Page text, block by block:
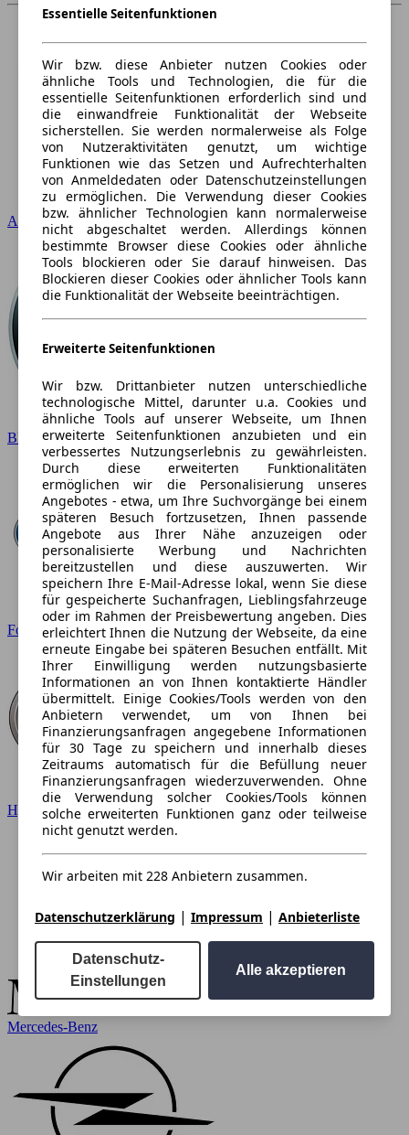
Audi
BMW
Ford
Hyundai
Mercedes-Benz
Essentielle Seitenfunktionen
Wir bzw. diese Anbieter nutzen Cookies oder
ähnliche Tools und Technologien, die für die
essentielle Seitenfunktionen erforderlich sind und
die einwandfreie Funktionalität der Webseite
sicherstellen. Sie werden normalerweise als Folge
von Nutzeraktivitäten genutzt, um wichtige
Funktionen wie das Setzen und Aufrechterhalten
von Anmeldedaten oder Datenschutzeinstellungen
zu ermöglichen. Die Verwendung dieser Cookies
bzw. ähnlicher Technologien kann normalerweise
nicht abgeschaltet werden. Allerdings können
bestimmte Browser diese Cookies oder ähnliche
Tools blockieren oder Sie darauf hinweisen. Das
Blockieren dieser Cookies oder ähnlicher Tools kann
die Funktionalität der Webseite beeinträchtigen.
Erweiterte Seitenfunktionen
Wir bzw. Drittanbieter nutzen unterschiedliche
technologische Mittel, darunter u.a. Cookies und
ähnliche Tools auf unserer Webseite, um Ihnen
erweiterte Seitenfunktionen anzubieten und ein
verbessertes Nutzungserlebnis zu gewährleisten.
Durch diese erweiterten Funktionalitäten
ermöglichen wir die Personalisierung unseres
Angebotes - etwa, um Ihre Suchvorgänge bei einem
späteren Besuch fortzusetzen, Ihnen passende
Angebote aus Ihrer Nähe anzuzeigen oder
personalisierte Werbung und Nachrichten
bereitzustellen und diese auszuwerten. Wir
speichern Ihre E-Mail-Adresse lokal, wenn Sie diese
für gespeicherte Suchanfragen, Lieblingsfahrzeuge
oder im Rahmen der Preisbewertung angeben. Dies
erleichtert Ihnen die Nutzung der Webseite, da eine
erneute Eingabe bei späteren Besuchen entfällt. Mit
Ihrer Einwilligung werden nutzungsbasierte
Informationen an von Ihnen kontaktierte Händler
übermittelt. Einige Cookies/Tools werden von den
Anbietern verwendet, um von Ihnen bei
Finanzierungsanfragen angegebene Informationen
für 30 Tage zu speichern und innerhalb dieses
Zeitraums automatisch für die Befüllung neuer
Finanzierungsanfragen wiederzuverwenden. Ohne
die Verwendung solcher Cookies/Tools können
solche erweiterten Funktionen ganz oder teilweise
nicht genutzt werden.
Wir arbeiten mit 228 Anbietern zusammen.
Datenschutzerklärung | Impressum | Anbieterliste
Datenschutz-
Einstellungen
Alle akzeptieren